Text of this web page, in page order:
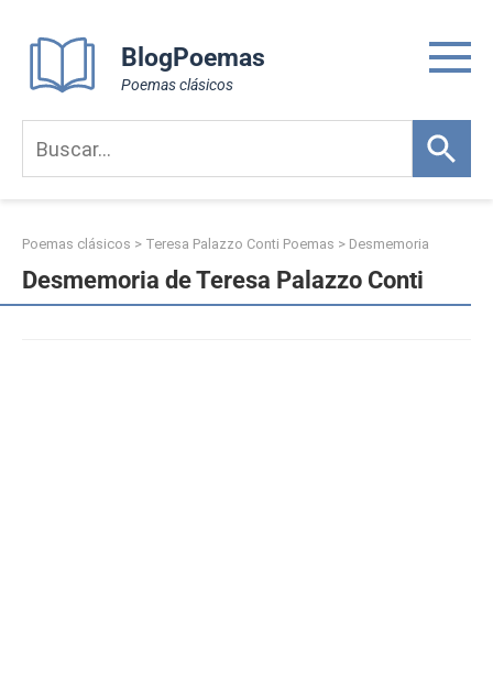
content
BlogPoemas
Poemas clásicos
Poemas clásicos > Teresa Palazzo Conti Poemas > Desmemoria
Desmemoria de Teresa Palazzo Conti